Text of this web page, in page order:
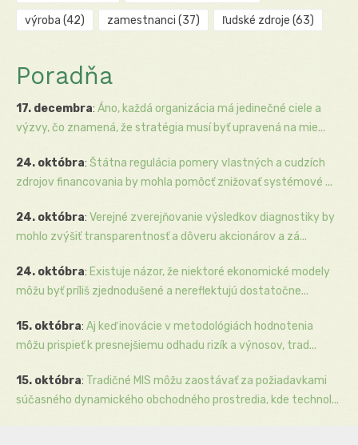
výroba (42) zamestnanci (37) ľudské zdroje (63)
Poradňa
17. decembra: Áno, každá organizácia má jedinečné ciele a
výzvy, čo znamená, že stratégia musí byť upravená na mie...
24. októbra: Štátna regulácia pomery vlastných a cudzích
zdrojov financovania by mohla pomôcť znižovať systémové ...
24. októbra: Verejné zverejňovanie výsledkov diagnostiky by
mohlo zvýšiť transparentnosť a dôveru akcionárov a zá...
24. októbra: Existuje názor, že niektoré ekonomické modely
môžu byť príliš zjednodušené a nereflektujú dostatočne...
15. októbra: Aj keď inovácie v metodológiách hodnotenia
môžu prispieť k presnejšiemu odhadu rizík a výnosov, trad...
15. októbra: Tradičné MIS môžu zaostávať za požiadavkami
súčasného dynamického obchodného prostredia, kde technol...